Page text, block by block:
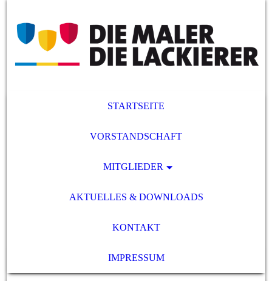
STARTSEITE
VORSTANDSCHAFT
MITGLIEDER
AKTUELLES & DOWNLOADS
KONTAKT
IMPRESSUM